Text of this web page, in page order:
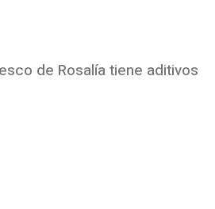
de Rosalía tiene aditivos